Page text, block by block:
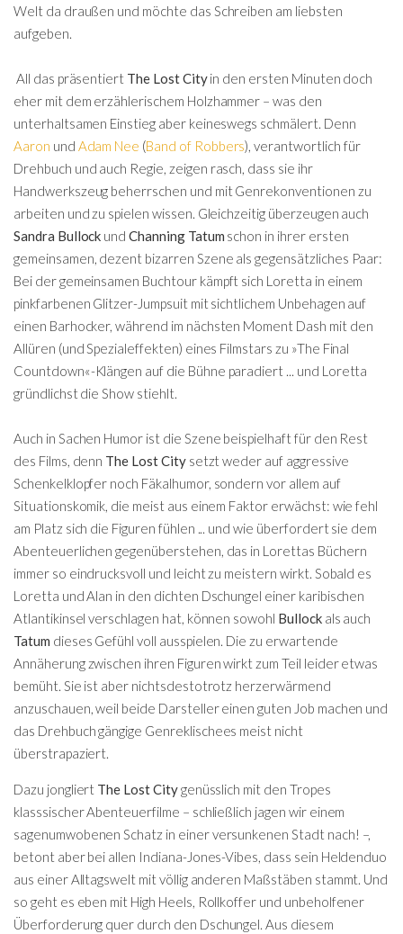
Welt da draußen und möchte das Schreiben am liebsten
aufgeben.
All das präsentiert The Lost Cityin den ersten Minuten doch
eher mit dem erzählerischem Holzhammer – was den
unterhaltsamen Einstieg aber keineswegs schmälert. Denn
Aaron und Adam Nee (Band of Robbers), verantwortlich für
Drehbuch und auch Regie, zeigen rasch, dass sie ihr
Handwerkszeug beherrschen und mit Genrekonventionen zu
arbeiten und zu spielen wissen. Gleichzeitig überzeugen auch
Sandra Bullock undChanning Tatum schon in ihrer ersten
gemeinsamen, dezent bizarren Szene als gegensätzliches Paar:
Bei der gemeinsamen Buchtour kämpft sich Loretta in einem
pinkfarbenen Glitzer-Jumpsuit mit sichtlichem Unbehagen auf
einen Barhocker, während im nächsten Moment Dash mit den
Allüren (und Spezialeffekten) eines Filmstars zu »The Final
Countdown«-Klängen auf die Bühne paradiert ... und Loretta
gründlichst die Show stiehlt.
Auch in Sachen Humor ist die Szene beispielhaft für den Rest
des Films, denn The Lost Citysetzt weder auf aggressive
Schenkelklopfer noch Fäkalhumor, sondern vor allem auf
Situationskomik, die meist aus einem Faktor erwächst: wie fehl
am Platz sich die Figuren fühlen ... und wie überfordert sie dem
Abenteuerlichen gegenüberstehen, das in Lorettas Büchern
immer so eindrucksvoll und leicht zu meistern wirkt. Sobald es
Loretta und Alan in den dichten Dschungel einer karibischen
Atlantikinsel verschlagen hat, können sowohl Bullockals auch
Tatum dieses Gefühl voll ausspielen. Die zu erwartende
Annäherung zwischen ihren Figuren wirkt zum Teil leider etwas
bemüht. Sie ist aber nichtsdestotrotz herzerwärmend
anzuschauen, weil beide Darsteller einen guten Job machen und
das Drehbuch gängige Genreklischees meist nicht
überstrapaziert.
Dazu jongliert The Lost Citygenüsslich mit den Tropes
klasssischer Abenteuerfilme – schließlich jagen wir einem
sagenumwobenen Schatz in einer versunkenen Stadt nach! –,
betont aber bei allen Indiana-Jones-Vibes, dass sein Heldenduo
aus einer Alltagswelt mit völlig anderen Maßstäben stammt. Und
so geht es eben mit High Heels, Rollkoffer und unbeholfener
Überforderung quer durch den Dschungel. Aus diesem